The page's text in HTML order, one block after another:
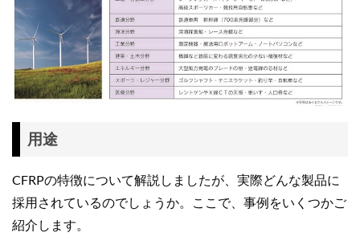
用途
CFRPの特徴について解説しましたが、実際どんな製品に
採用されているのでしょうか。ここで、事例をいくつかご
紹介します。